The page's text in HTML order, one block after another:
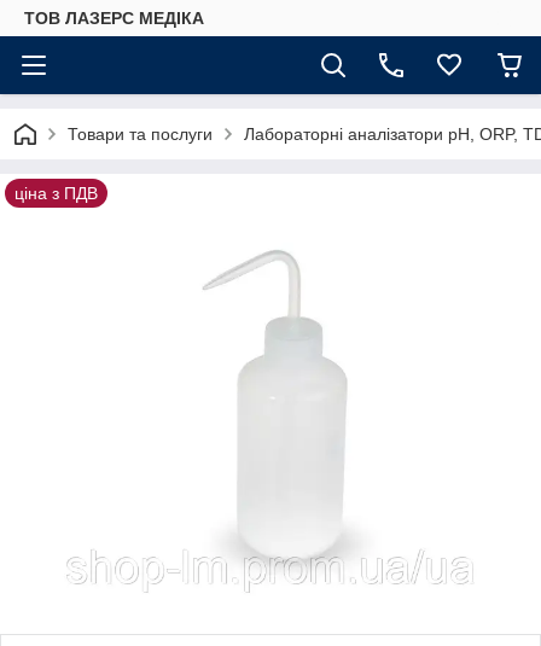
ТОВ ЛАЗЕРС МЕДІКА
Товари та послуги Лабораторні аналізатори pH, ORP,
ціна з ПДВ